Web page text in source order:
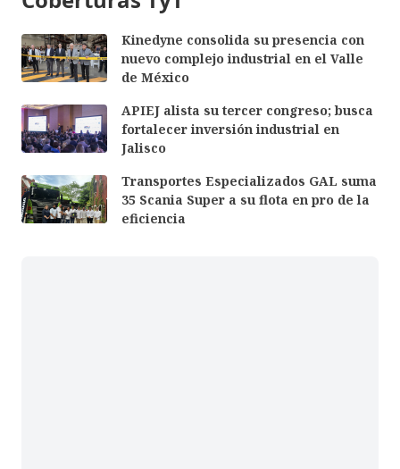
Kinedyne consolida su presencia con
nuevo complejo industrial en el Valle
de México
APIEJ alista su tercer congreso; busca
fortalecer inversión industrial en
Jalisco
Transportes Especializados GAL suma
35 Scania Super a su flota en pro de la
eficiencia